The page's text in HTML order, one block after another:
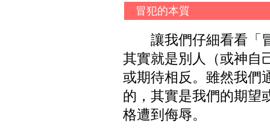
冒犯的本質
讓我們仔細看看「
其實就是別人（或神自
或期待相反。雖然我們
的，其實是我們的期望
格遭到侮辱。